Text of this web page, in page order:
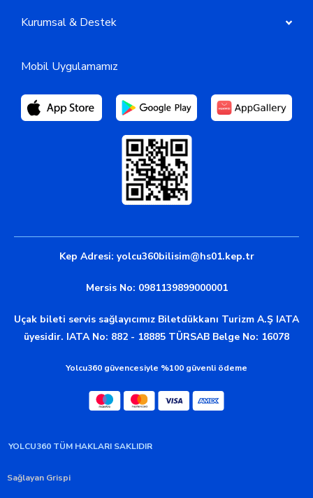
Kurumsal & Destek
Mobil Uygulamamız
Kep Adresi: yolcu360bilisim@hs01.kep.tr
Mersis No: 0981139899000001
Uçak bileti servis sağlayıcımız Biletdükkanı Turizm A.Ş IATA
üyesidir. IATA No: 882 - 18885 TÜRSAB Belge No: 16078
Yolcu360 güvencesiyle %100 güvenli ödeme
YOLCU360 TÜM HAKLARI SAKLIDIR
Sağlayan Grispi